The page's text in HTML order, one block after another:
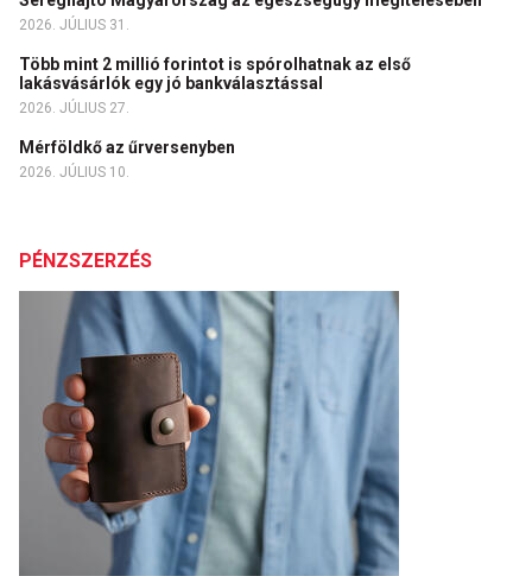
2026. JÚLIUS 31.
Több mint 2 millió forintot is spórolhatnak az első
lakásvásárlók egy jó bankválasztással
2026. JÚLIUS 27.
Mérföldkő az űrversenyben
2026. JÚLIUS 10.
PÉNZSZERZÉS